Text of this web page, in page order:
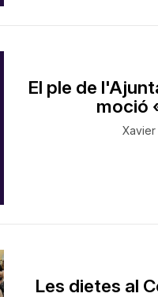
El ple de
moció
Xavier
Les dietes al